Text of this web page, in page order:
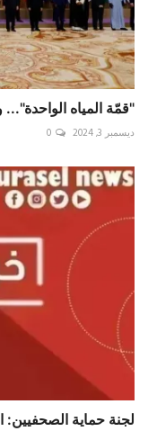
"قمّة المياه
ديسمبر 3, 2024 0
لجنة حماية